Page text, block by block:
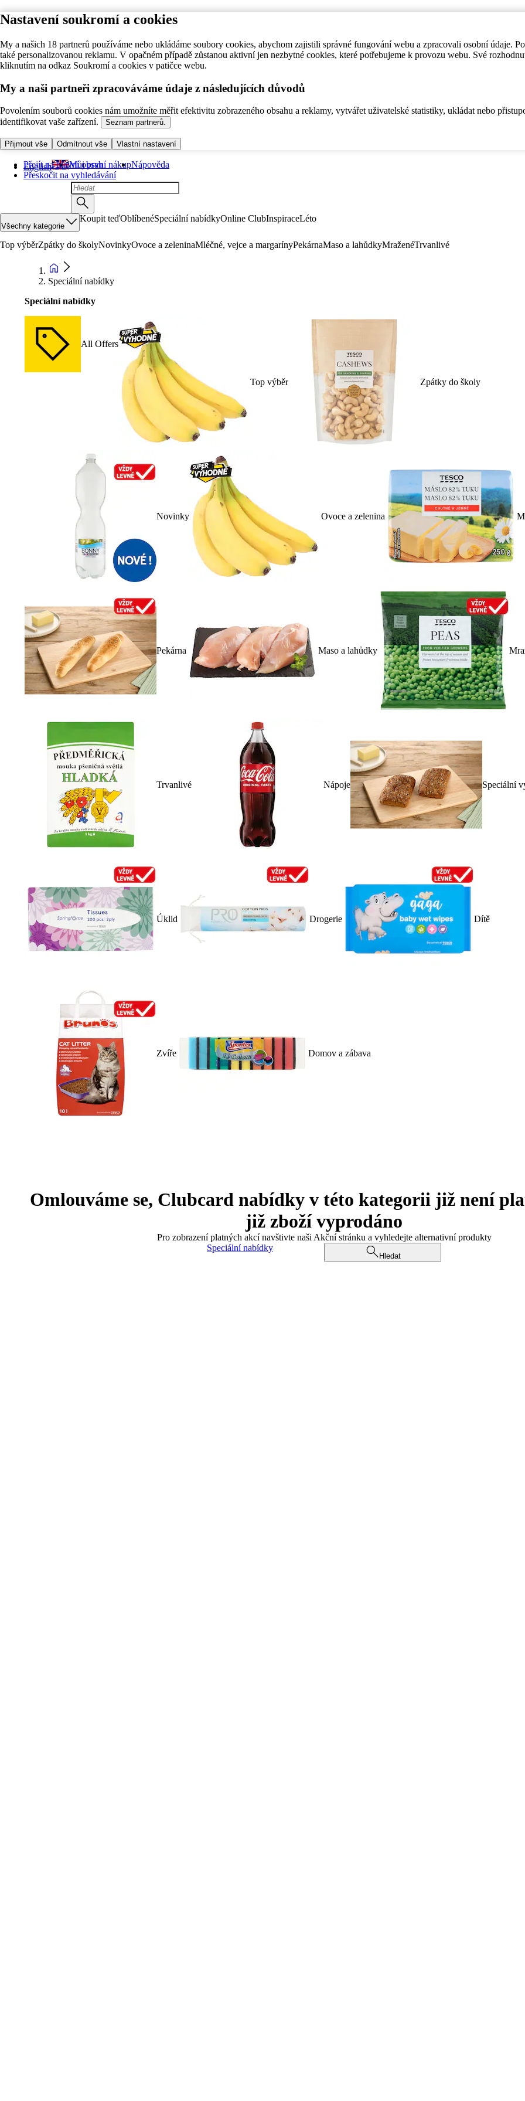
Nastavení soukromí a cookies
My a našich 18 partnerů používáme nebo ukládáme soubory cookies, abychom zajistili správné fungování webu a zpracovali osobní údaje.
také personalizovanou reklamu. V opačném případě zůstanou aktivní jen nezbytné cookies, které potřebujeme k provozu webu. Své
kliknutím na odkaz Soukromí a cookies v patičce webu.
My a naši partneři zpracováváme údaje z následujících důvodů
Povolením souborů cookies nám umožníte měřit efektivitu zobrazeného obsahu a reklamy, vytvářet uživatelské statistiky, ukládat nebo
identifikovat vaše zařízení.
Seznam partnerů.
Přijmout vše Odmítnout vše Vlastní nastavení
Přejít na hlavní obsah
Přeskočit na vyhledávání
English Můj první nákupNápověda
Všechny kategorie
Koupit teďOblíbenéSpeciální nabídkyOnline ClubInspiraceLéto
Top výběrZpátky do školyNovinkyOvoce a zeleninaMléčné, vejce a margarínyPekárnaMaso a lahůdkyMraženéTrvanlivé
Speciální nabídky
Speciální nabídky
All Offers
Top výběr Zpátky do školy
Novinky Ovoce a zelenina
Pekárna Maso a lahůdky
Trvanlivé Nápoje Speciální
Úklid Drogerie Dítě
Zvíře Domov a zábava
Omlouváme se, Clubcard nabídky v této kategorii již není
již zboží vyprodáno
Pro zobrazení platných akcí navštivte naši Akční stránku a vyhledejte alternativní produkty
Speciální nabídky
Hledat